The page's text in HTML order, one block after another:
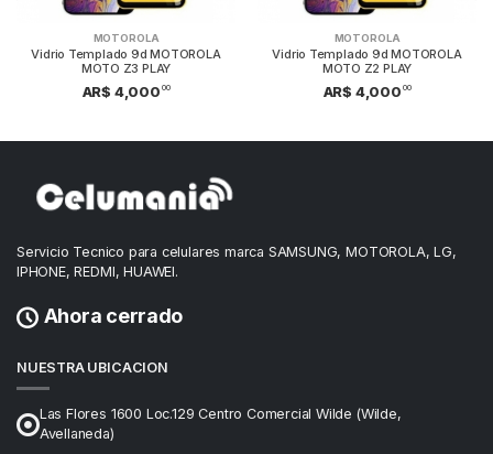
MOTOROLA
Vidrio Templado 9d MOTOROLA
MOTO Z3 PLAY
AR$ 4,000 00
MOTOROLA
Vidrio Templado 9d MOTOROLA
MOTO Z2 PLAY
AR$ 4,000 00
Servicio Tecnico para celulares marca SAMSUNG, MOTOROLA, LG,
IPHONE, REDMI, HUAWEI.
Ahora cerrado
NUESTRA UBICACION
Las Flores 1600 Loc.129 Centro Comercial Wilde (Wilde,
Avellaneda)